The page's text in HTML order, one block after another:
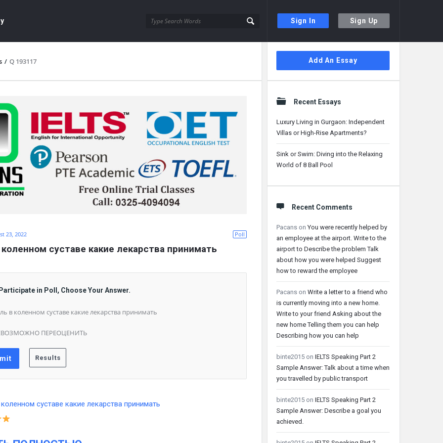
Sign In Sign Up
/ Q 193117
Poll
23, 2022
суставе какие лекарства принимать
in Poll, Choose Your Answer.
в коленном суставе какие лекарства принимать
ПЕРЕОЦЕНИТЬ
Sidebar
Add An Essay
Recent Essays
Luxury Living in Gurgaon: Independent
Villas or High-Rise Apartments?
Sink or Swim: Diving into the Relaxing
World of 8 Ball Pool
Recent Comments
Pacans onYou were recently helped by
an employee at the airport. Write to the
airport to Describe the problem Talk
about how you were helped Suggest
how to reward the employee
Pacans on Write a letter to a friend who
is currently moving into a new home.
Write to your friend Asking about the
new home Telling them you can help
Describing how you can help
binte2015 on IELTS Speaking Part 2
Sample Answer: Talk about a time when
you travelled by public transport
binte2015 on IELTS Speaking Part 2
Sample Answer: Describe a goal you
achieved.